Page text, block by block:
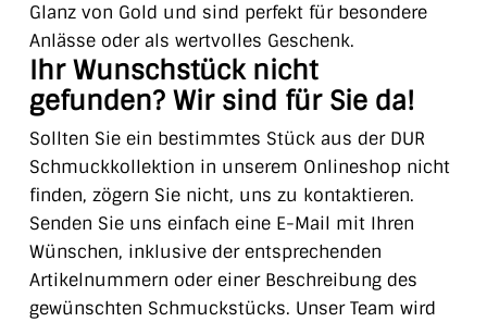
Glanz von Gold und sind perfekt für besondere
Anlässe oder als wertvolles Geschenk.
Ihr Wunschstück nicht
gefunden? Wir sind für Sie da!
Sollten Sie ein bestimmtes Stück aus der DUR
Schmuckkollektion in unserem Onlineshop nicht
finden, zögern Sie nicht, uns zu kontaktieren.
Senden Sie uns einfach eine E-Mail mit Ihren
Wünschen, inklusive der entsprechenden
Artikelnummern oder einer Beschreibung des
gewünschten Schmuckstücks. Unser Team wird